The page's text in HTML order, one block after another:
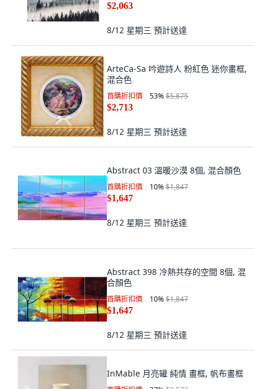
$2,063
8/12 星期三 預計送達
ArteCa-Sa 吟遊詩人 粉紅色 迷你畫框,
混合色
首購折扣價 53%$5,875
$2,713
8/12 星期三 預計送達
Abstract 03 溫暖沙漠 8個, 混合顏色
首購折扣價 10%$1,847
$1,647
8/12 星期三 預計送達
Abstract 398 冷熱共存的空間 8個, 混
合顏色
首購折扣價 10%$1,847
$1,647
8/12 星期三 預計送達
InMable 月亮罐 純情 畫框, 帆布畫框